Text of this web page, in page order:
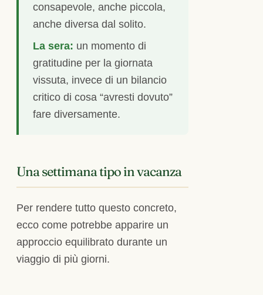
consapevole, anche piccola,
anche diversa dal solito.
La sera: un momento di
gratitudine per la giornata
vissuta, invece di un bilancio
critico di cosa “avresti dovuto”
fare diversamente.
Una settimana tipo in vacanza
Per rendere tutto questo concreto,
ecco come potrebbe apparire un
approccio equilibrato durante un
viaggio di più giorni.